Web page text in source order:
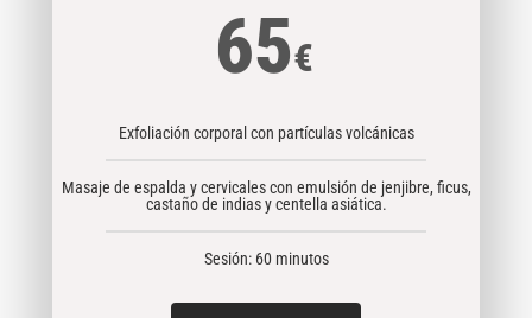
65€
Exfoliación corporal con partículas volcánicas
Masaje de espalda y cervicales con emulsión de jenjibre, ficus,
castaño de indias y centella asiática.
Sesión: 60 minutos